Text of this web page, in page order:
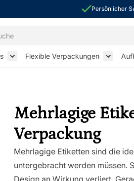
Persönlicher
for Etiketten
Toggle submenu for Shrink
Flexible Verpackungen
Toggle
Mehrlagige
Verpackung
Mehrlagige Etiketten sind die
untergebracht werden müssen.
Design an Wirkung verliert.